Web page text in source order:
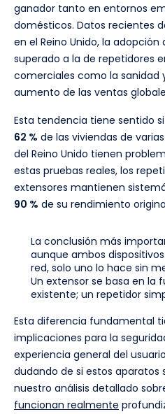
ganador tanto en entornos
domésticos. Datos recientes
en el Reino Unido, la adopción
superado a la de repetidores
comerciales como la sanidad
aumento de las ventas
Esta tendencia tiene sentido
62 % de las viviendas de
del Reino Unido tienen
estas pruebas reales, los
extensores mantienen
90 % de su rendimiento
La conclusión más
aunque ambos
red, solo uno lo hace sin
Un extensor se basa en la
existente; un repetidor
Esta diferencia fundamental
implicaciones para la
experiencia general del
dudando de si estos aparatos
nuestro análisis detallado
funcionan realmente